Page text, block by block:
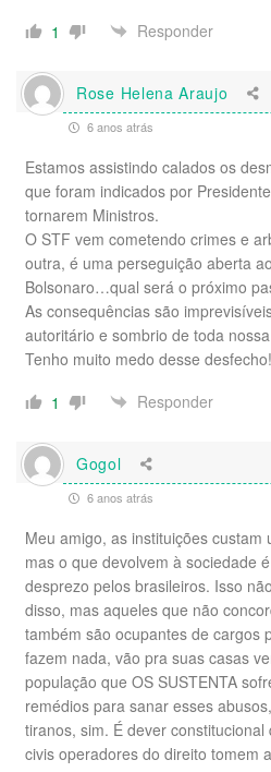
1
Responder
Rose Helena Araujo
6 anos atrás
Estamos assistindo calados os
que foram indicados por
tornarem Ministros.
O STF vem cometendo crimes e
outra, é uma perseguição aberta
Bolsonaro…qual será o próximo
As consequências são
autoritário e sombrio de toda
Tenho muito medo desse desfecho!
1
Responder
Gogol
6 anos atrás
Meu amigo, as instituições custam
mas o que devolvem à sociedade
desprezo pelos brasileiros. Isso
disso, mas aqueles que não
também são ocupantes de cargos
fazem nada, vão pra suas casas
população que OS SUSTENTA
remédios para sanar esses
tiranos, sim. É dever
civis operadores do direito tomem